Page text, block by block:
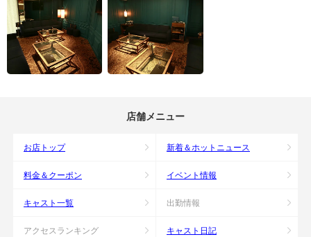
店舗メニュー
お店トップ 新着＆ホットニュース
料金＆クーポン イベント情報
キャスト一覧 出勤情報
アクセスランキング キャスト日記